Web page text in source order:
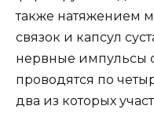
также натяжением
связок и капсул
нервные импульсы
проводятся по
два из которых